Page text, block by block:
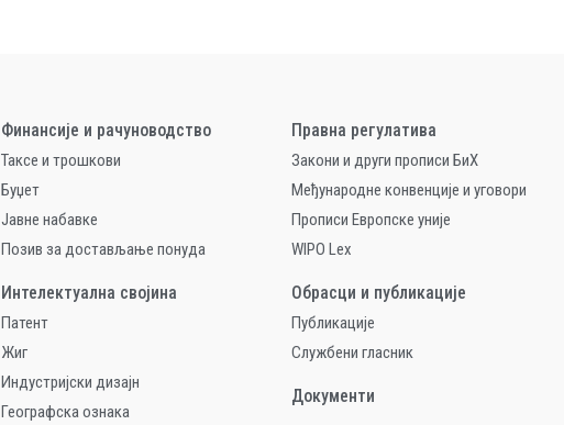
Финансије и рачуноводство
Таксе и трошкови
Буџет
Jавне набавке
Позив за достављање понуда
Интелектуална својина
Патент
Жиг
Индустријски дизајн
Географска ознака
Правна регулатива
Закони и други прописи БиХ
Међународне конвенције и уговори
Прописи Европске уније
WIPO Lex
Обрасци и публикације
Публикације
Службени гласник
Документи